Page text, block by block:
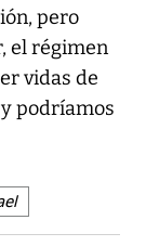
pero
el régimen
vidas de
podríamos